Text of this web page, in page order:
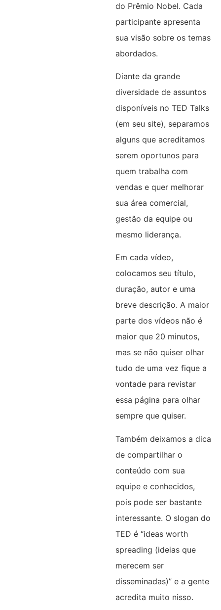
do Prêmio Nobel. Cada
participante apresenta
sua visão sobre os temas
abordados.
Diante da grande
diversidade de assuntos
disponíveis no TED Talks
(em seu site), separamos
alguns que acreditamos
serem oportunos para
quem trabalha com
vendas e quer melhorar
sua área comercial,
gestão da equipe ou
mesmo liderança.
Em cada vídeo,
colocamos seu título,
duração, autor e uma
breve descrição. A maior
parte dos vídeos não é
maior que 20 minutos,
mas se não quiser olhar
tudo de uma vez fique a
vontade para revistar
essa página para olhar
sempre que quiser.
Também deixamos a dica
de compartilhar o
conteúdo com sua
equipe e conhecidos,
pois pode ser bastante
interessante. O slogan do
TED é “ideas worth
spreading (ideias que
merecem ser
disseminadas)” e a gente
acredita muito nisso.